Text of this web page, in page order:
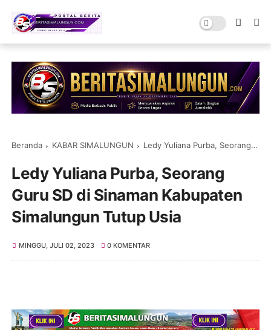
Beranda KABAR SIMALUNGUN Ledy Yuliana Purba, Seorang Guru SD di Sinaman Kabupaten Simalungun Tutup Usia
Ledy Yuliana Purba, Seorang
Guru SD di Sinaman Kabupaten
Simalungun Tutup Usia
MINGGU, JULI 02, 2023 0 KOMENTAR